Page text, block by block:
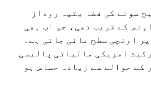
سونے کی فضا بقیہ روداز
فی اونس کے قریب تھی، جو اب بھی
اونچی سطح مانی جاتی ہے۔
امریکی مالیاتی پالیسی
کے حوالے سے زیادہ حساس ہو